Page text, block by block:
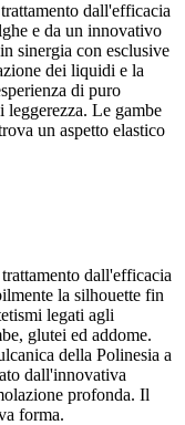
dall'efficacia
e da un innovativo
sinergia con esclusive
dei liquidi e la
di puro
leggerezza. Le gambe
un aspetto elastico
dall'efficacia
la silhouette fin
legati agli
glutei ed addome.
della Polinesia a
dall'innovativa
profonda. Il
forma.